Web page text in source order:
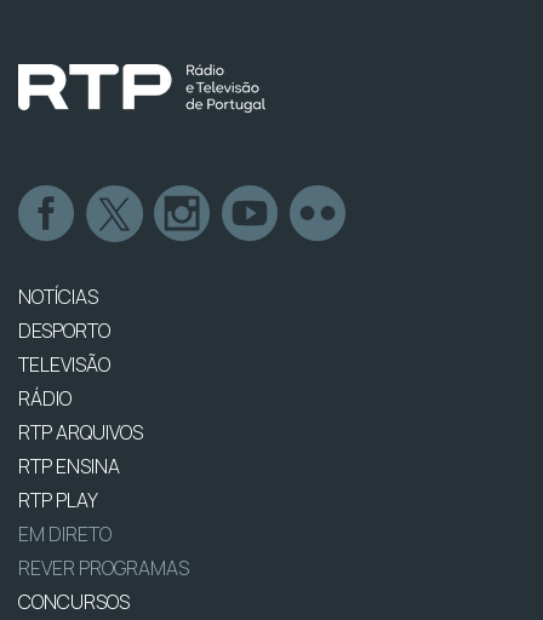
NOTÍCIAS
DESPORTO
TELEVISÃO
RÁDIO
RTP ARQUIVOS
RTP ENSINA
RTP PLAY
EM DIRETO
REVER PROGRAMAS
CONCURSOS